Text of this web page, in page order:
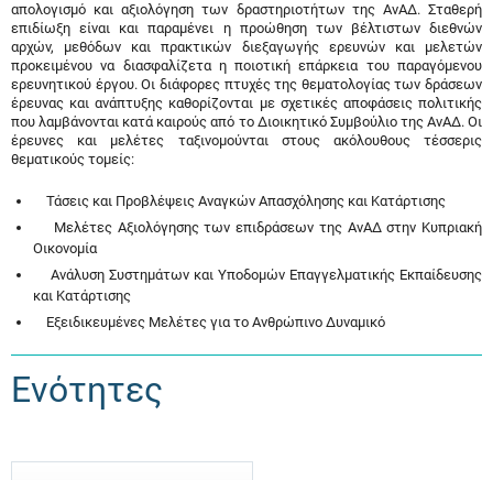
απολογισμό και αξιολόγηση των δραστηριοτήτων της ΑνΑΔ. Σταθερή
επιδίωξη είναι και παραμένει η προώθηση των βέλτιστων διεθνών
αρχών, μεθόδων και πρακτικών διεξαγωγής ερευνών και μελετών
προκειμένου να διασφαλίζετα η ποιοτική επάρκεια του παραγόμενου
ερευνητικού έργου. Οι διάφορες πτυχές της θεματολογίας των δράσεων
έρευνας και ανάπτυξης καθορίζονται με σχετικές αποφάσεις πολιτικής
που λαμβάνονται κατά καιρούς από το Διοικητικό Συμβούλιο της ΑνΑΔ. Οι
έρευνες και μελέτες ταξινομούνται στους ακόλουθους τέσσερις
θεματικούς τομείς:
Τάσεις και Προβλέψεις Αναγκών Απασχόλησης και Κατάρτισης
Μελέτες Αξιολόγησης των επιδράσεων της ΑνΑΔ στην Κυπριακή
Οικονομία
Ανάλυση Συστημάτων και Υποδομών Επαγγελματικής Εκπαίδευσης
και Κατάρτισης
Εξειδικευμένες Μελέτες για το Ανθρώπινο Δυναμικό
Ενότητες